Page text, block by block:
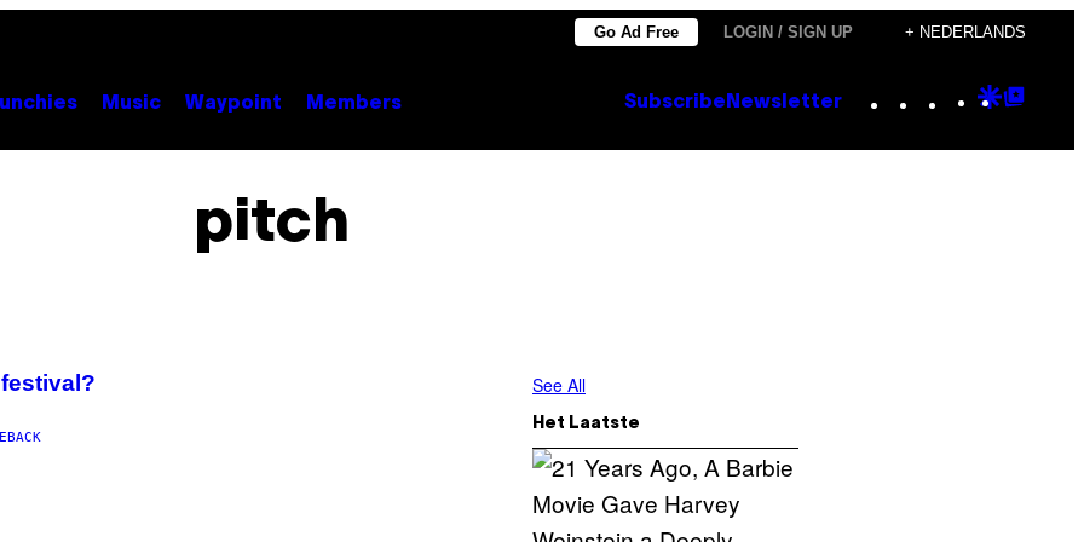
Go Ad Free LOGIN / SIGN UP + NEDERLANDS
Music Waypoint Members Subscribe Newsletter Instagram
TikTok
YouTube
Google
pitch
See All
Het Laatste